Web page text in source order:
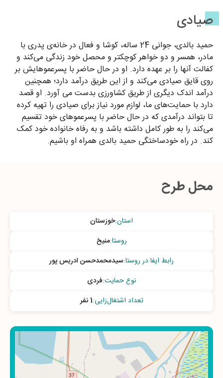
صیادی
حمید بالدی، جوانی 24 ساله، کوشا و فعال در خانه‌ی پدری با
مادر، همسر و دو خواهر کوچکتر و محصل خود زندگی می‌کند و
کفالت آنها را بر عهده دارد. او در حال حاضر با پسرعموهایش بر
روی قایق صیادی می‌کند و از این طریق درآمد دارد؛ همچنین
درآمد اندک دیگری از طریق کشاورزی بدست می آورد. او قصد
دارد با حمایت‌های ما، لوازم مورد نیاز برای صیادی را تهیه کرده
تا بتواند درآمدی که در حال حاضر با پسرعموهای خود تقسیم
می‌کند را به طور کامل داشته باشد و به رفاه خانواده خود کمک
کند. در راه خودساختگی حمید بالدی همراه او باشیم.
محل طرح
استان:خوزستان
روستا:منیخ
رابط ایفا در روستا:سیدمحمدحسن ادریس پور
نوع حمایت:فردی
تعداد اشتغال‌زایی:1 نفر